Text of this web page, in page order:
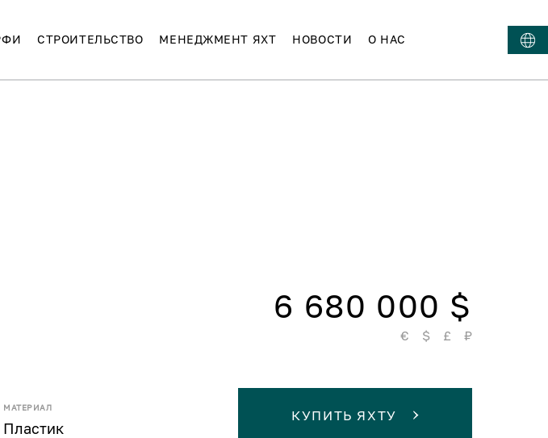
СТРОИТЕЛЬСТВО МЕНЕДЖМЕНТ ЯХТ НОВОСТИ О НАС
6 680 000 $
€ $ £ ₽
МАТЕРИАЛ
Пластик
КУПИТЬ ЯХТУ